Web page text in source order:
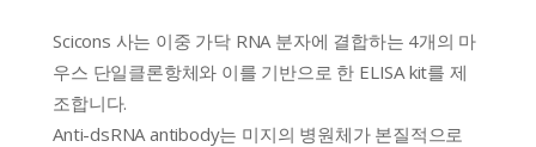
Scicons 사는 이중 가닥 RNA 분자에 결합하는 4개의 마
우스 단일클론항체와 이를 기반으로 한 ELISA kit를 제
조합니다.
Anti-dsRNA antibody는 미지의 병원체가 본질적으로